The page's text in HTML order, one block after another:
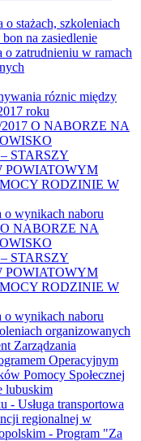
o stażach, szkoleniach
na zasiedlenie
o zatrudnieniu w ramach
róznic między
roku
2017 O NABORZE NA
STARSZY
POWIATOWYM
RODZINIE W
o wynikach naboru
NABORZE NA
STARSZY
POWIATOWYM
RODZINIE W
o wynikach naboru
organizowanych
Zarządzania
Operacyjnym
Pomocy Społecznej
lubuskim
- Usługa transportowa
regionalnej w
- Program "Za